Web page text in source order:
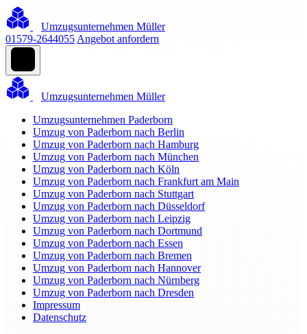
Umzugsunternehmen Müller
01579-2644055 Angebot anfordern
Umzugsunternehmen Müller
Umzugsunternehmen Paderborn
Umzug von Paderborn nach Berlin
Umzug von Paderborn nach Hamburg
Umzug von Paderborn nach München
Umzug von Paderborn nach Köln
Umzug von Paderborn nach Frankfurt am Main
Umzug von Paderborn nach Stuttgart
Umzug von Paderborn nach Düsseldorf
Umzug von Paderborn nach Leipzig
Umzug von Paderborn nach Dortmund
Umzug von Paderborn nach Essen
Umzug von Paderborn nach Bremen
Umzug von Paderborn nach Hannover
Umzug von Paderborn nach Nürnberg
Umzug von Paderborn nach Dresden
Impressum
Datenschutz